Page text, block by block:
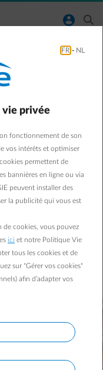
normal-account-circle search
?
sont mesurées
sur le réseau au
prélèvement.
kWh d'électricité
injectée sur le réseau
de tarif prosumer.
tarif d'injection !
FR - NL
vie privée
fonctionnement de son
vos intérêts et optimiser
permettent de
bannières en ligne ou via
peuvent installer des
la publicité qui vous est
de cookies, vous pouvez
ici et notre Politique Vie
tous les cookies et de
sur "Gérer vos cookies"
afin d’adapter vos